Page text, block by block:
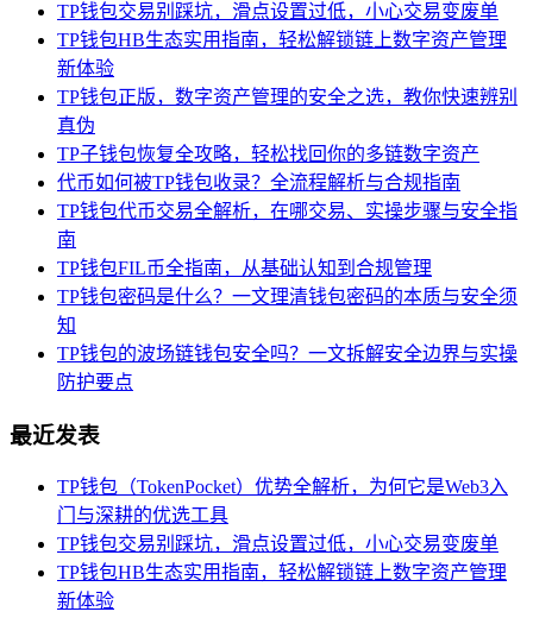
TP钱包交易别踩坑，滑点设置过低，小心交易变废单
TP钱包HB生态实用指南，轻松解锁链上数字资产管理
新体验
TP钱包正版，数字资产管理的安全之选，教你快速辨别
真伪
TP子钱包恢复全攻略，轻松找回你的多链数字资产
代币如何被TP钱包收录？全流程解析与合规指南
TP钱包代币交易全解析，在哪交易、实操步骤与安全指
南
TP钱包FIL币全指南，从基础认知到合规管理
TP钱包密码是什么？一文理清钱包密码的本质与安全须
知
TP钱包的波场链钱包安全吗？一文拆解安全边界与实操
防护要点
最近发表
TP钱包（TokenPocket）优势全解析，为何它是Web3入
门与深耕的优选工具
TP钱包交易别踩坑，滑点设置过低，小心交易变废单
TP钱包HB生态实用指南，轻松解锁链上数字资产管理
新体验